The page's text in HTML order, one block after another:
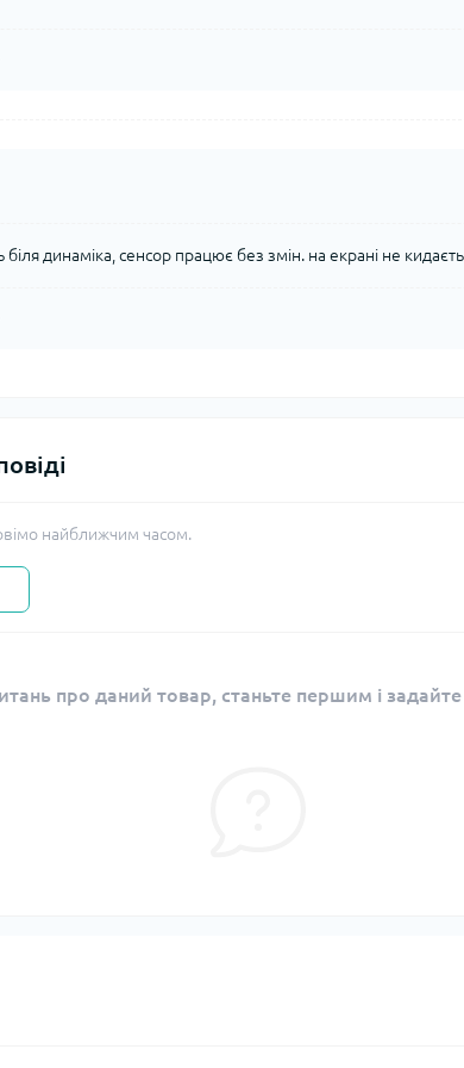
біля динаміка, сенсор працює без змін. на екрані не
найближчим часом.
про даний товар, станьте першим і задайте